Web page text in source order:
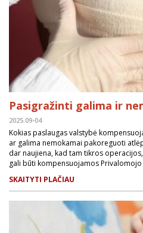
Pasigražinti galima ir
2025.09-04
Kokias paslaugas valstybė
ar galima nemokamai pakoreguoti
dar naujiena, kad tam tikros
gali būti kompensuojamos
SKAITYTI PLAČIAU